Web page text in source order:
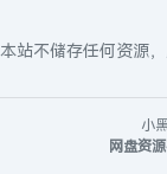
本站不储存任何资源
小
网盘资